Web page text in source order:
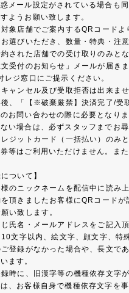
メール設定がされている場合も
ようお願い致します。
象店舗でご案内するQRコードよ
選びいただき、数量・特典・注
された店舗での受け取りのみとな
受付のお知らせ」メールが届き
ジ窓口にご提示ください。
ャンセル及び受取拒否は出来ませ
、「【※破棄厳禁】決済完了/受
お問い合わせの際に必要となり
い場合は、必ずスタッフまでお尋
ジットカード（一括払い）のみと
券等はご利用いただけません。ま
ついて】
のニックネームを配信中に読み
頂きましたお客様にQRコード
い致します。
氏名・メールアドレスをご記入
10文字以内、絵文字、顔文字、
ご登録がなかった場合や、長文
ます。
録時に、旧漢字等の機種依存文
、お客様自身で機種依存文字を